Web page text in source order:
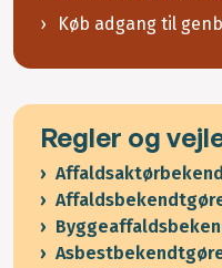
Køb adgang til
Regler og